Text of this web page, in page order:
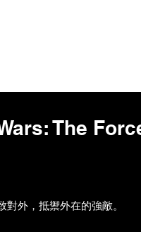
The
外，抵禦外在的強敵。